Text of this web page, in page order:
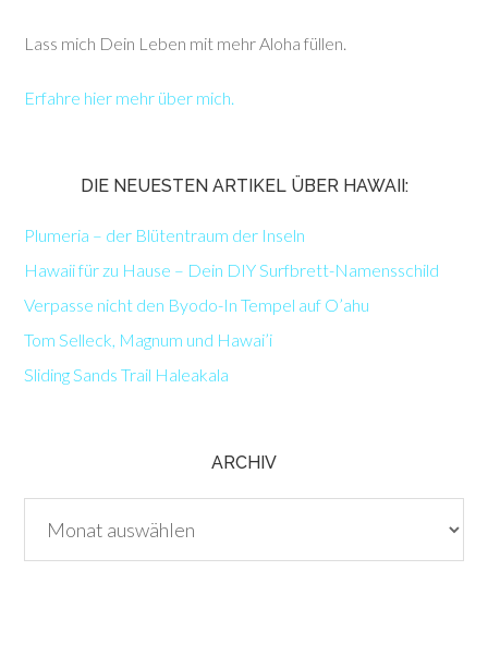
Lass mich Dein Leben mit mehr Aloha füllen.
Erfahre hier mehr über mich.
DIE NEUESTEN ARTIKEL ÜBER HAWAII:
Plumeria – der Blütentraum der Inseln
Hawaii für zu Hause – Dein DIY Surfbrett-Namensschild
Verpasse nicht den Byodo-In Tempel auf O’ahu
Tom Selleck, Magnum und Hawai’i
Sliding Sands Trail Haleakala
ARCHIV